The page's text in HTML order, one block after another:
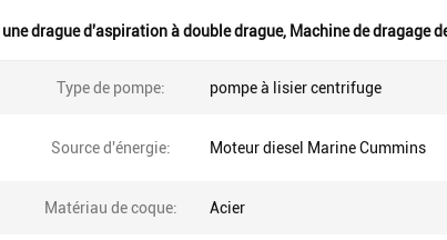
une drague d'aspiration à double drague, Machine de dragage
Type de pompe: pompe à lisier centrifuge
Source d'énergie: Moteur diesel Marine Cummins
Matériau de coque: Acier